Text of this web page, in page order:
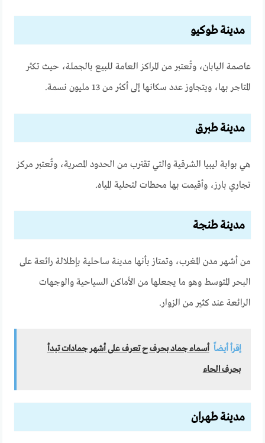
مدينة طوكيو
عاصمة اليابان، وتُعتبر من المراكز العامة للبيع بالجملة، حيث تكثر
المتاجر بها، ويتجاوز عدد سكانها إلى أكثر من 13 مليون نسمة.
مدينة طبرق
هي بوابة ليبيا الشرقية والتي تقترب من الحدود المصرية، وتُعتبر مركز
تجاري بارز، وأقيمت بها محطات لتحلية المياه.
مدينة طنجة
من أشهر مدن المغرب، وتمتاز بأنها مدينة ساحلية بإطلالة رائعة على
البحر المتوسط وهو ما يجعلها من الأماكن السياحية والوجهات
الرائعة عند كثير من الزوار.
إقرأ أيضاً أسماء جماد بحرف ح تعرف على أشهر جمادات تبدأ
بحرف الحاء
مدينة طهران